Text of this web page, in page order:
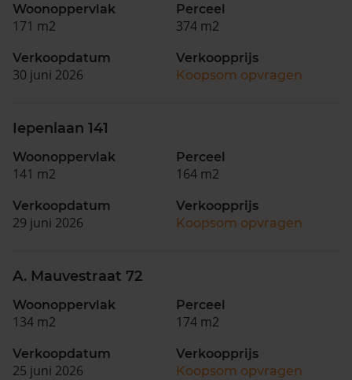
Woonoppervlak
171 m2
Perceel
374 m2
Verkoopdatum
30 juni 2026
Verkoopprijs
Koopsom opvragen
Iepenlaan 141
Woonoppervlak
141 m2
Perceel
164 m2
Verkoopdatum
29 juni 2026
Verkoopprijs
Koopsom opvragen
A. Mauvestraat 72
Woonoppervlak
134 m2
Perceel
174 m2
Verkoopdatum
25 juni 2026
Verkoopprijs
Koopsom opvragen